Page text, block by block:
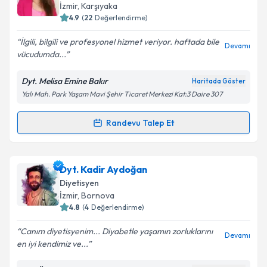
takvim hazırlandığında e-posta ile bilgilendireceğiz.
Kişisel verilerimin işlenmesine ilişkin
Aydınlatma
Metni'ni okudum ve kişisel verilerimin belirtilen
kapsamda işlenmesini kabul ediyorum.
İzmir, Karşıyaka
4.9 (22 Değerlendirme)
İlgili, bilgili ve profesyonel hizmet veriyor. haftada bile
vücudumda...
Devamı
Dyt. Melisa Emine Bakır Haritada Göster
Yalı Mah. Park Yaşam Mavi Şehir Ticaret Merkezi Kat:3 Daire 307
Randevu Talep Et
Randevu Takvimi Talebi
Dyt. Melisa Emine Bakıriçin randevu takvimi talebi
oluşturun. Size bu uzmandan randevu almanız için bir
takvim hazırlandığında e-posta ile bilgilendireceğiz.
Dyt. Kadir Aydoğan
Diyetisyen
İzmir, Bornova
4.8 (4 Değerlendirme)
Canım diyetisyenim... Diyabetle yaşamın zorluklarını
en iyi kendimiz ve...
Devamı